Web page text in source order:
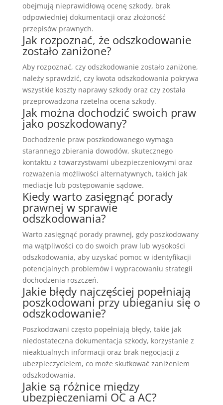
obejmują nieprawidłową ocenę szkody, brak
odpowiedniej dokumentacji oraz złożoność
przepisów prawnych.
Jak rozpoznać, że odszkodowanie
zostało zaniżone?
Aby rozpoznać, czy odszkodowanie zostało zaniżone,
należy sprawdzić, czy kwota odszkodowania pokrywa
wszystkie koszty naprawy szkody oraz czy została
przeprowadzona rzetelna ocena szkody.
Jak można dochodzić swoich praw
jako poszkodowany?
Dochodzenie praw poszkodowanego wymaga
starannego zbierania dowodów, skutecznego
kontaktu z towarzystwami ubezpieczeniowymi oraz
rozważenia możliwości alternatywnych, takich jak
mediacje lub postępowanie sądowe.
Kiedy warto zasięgnąć porady
prawnej w sprawie
odszkodowania?
Warto zasięgnąć porady prawnej, gdy poszkodowany
ma wątpliwości co do swoich praw lub wysokości
odszkodowania, aby uzyskać pomoc w identyfikacji
potencjalnych problemów i wypracowaniu strategii
dochodzenia roszczeń.
Jakie błędy najczęściej popełniają
poszkodowani przy ubieganiu się o
odszkodowanie?
Poszkodowani często popełniają błędy, takie jak
niedostateczna dokumentacja szkody, korzystanie z
nieaktualnych informacji oraz brak negocjacji z
ubezpieczycielem, co może skutkować zaniżeniem
odszkodowania.
Jakie są różnice między
ubezpieczeniami OC a AC?